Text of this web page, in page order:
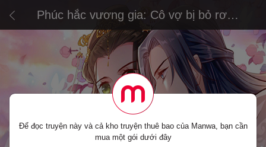
Phúc hắc vương gia: Cô vợ bị bỏ rơi
không dễ chọc
Để đọc truyện này và cả kho truyện thuê bao của Manwa, bạn cần
mua một gói dưới đây